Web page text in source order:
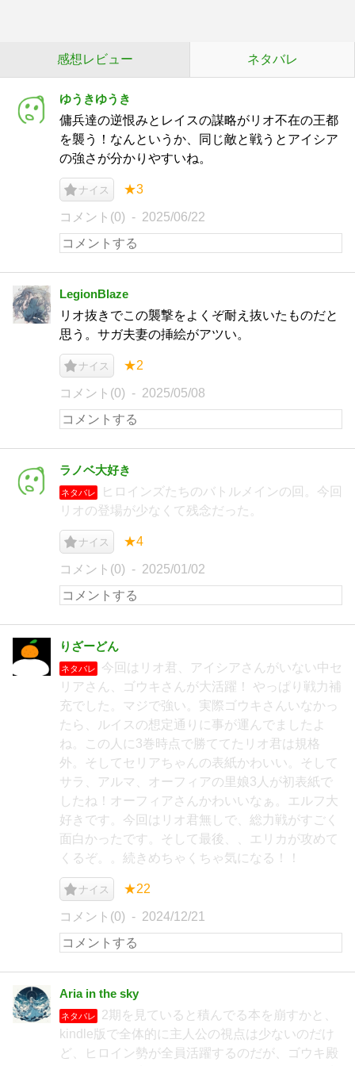
感想レビュー ネタバレ
ゆうきゆうき
傭兵達の逆恨みとレイスの謀略がリオ不在の王都
を襲う！なんというか、同じ敵と戦うとアイシア
の強さが分かりやすいね。
ナイス ★3
コメント(0) 2025/06/22
LegionBlaze
リオ抜きでこの襲撃をよくぞ耐え抜いたものだと
思う。サガ夫妻の挿絵がアツい。
ナイス ★2
コメント(0) 2025/05/08
ラノベ大好き
ネタバレ
ヒロインズたちのバトルメインの回。今回
リオの登場が少なくて残念だった。
ナイス ★4
コメント(0) 2025/01/02
りざーどん
ネタバレ
今回はリオ君、アイシアさんがいない中セ
リアさん、ゴウキさんが大活躍！ やっぱり戦力補
充でした。マジで強い。実際ゴウキさんいなかっ
たら、ルイスの想定通りに事が運んでましたよ
ね。この人に3巻時点で勝ててたリオ君は規格
外。そしてセリアちゃんの表紙かわいい。そして
サラ、アルマ、オーフィアの里娘3人が初表紙で
したね！オーフィアさんかわいいなぁ。エルフ大
好きです。今回はリオ君無しで、総力戦がすごく
面白かったです。そして最後、、エリカが攻めて
くるぞ。。続きめちゃくちゃ気になる！！
ナイス ★22
コメント(0) 2024/12/21
Aria in the sky
ネタバレ
2期を見ていると積んでる本を崩すかと、
kindle版で全体的に主人公の視点は少ないのだけ
ど、ヒロイン勢が全員活躍するのだが、ゴウキ殿